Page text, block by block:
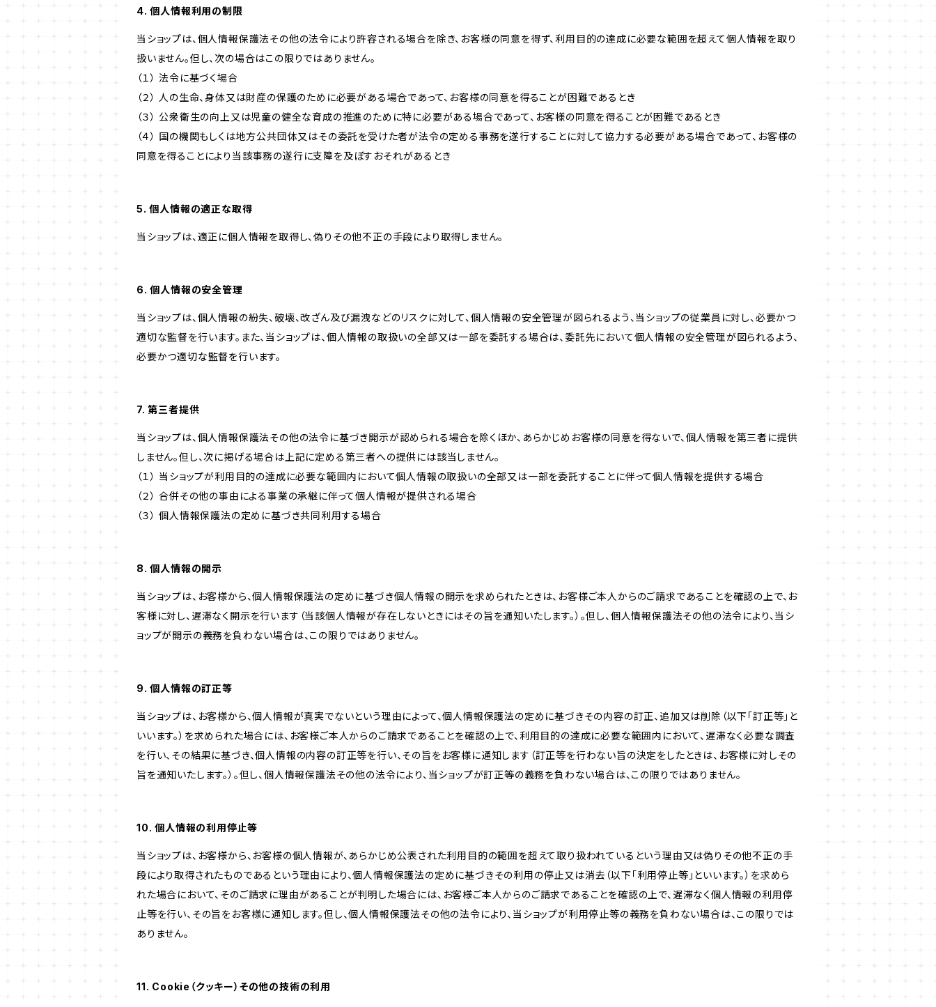
4. 個人情報利用の制限
当ショップは、個人情報保護法その他の法令により許容される場合を除き、お客様の同意を得ず、利用目的の達成に必要な範囲を超えて個人情報を取り
扱いません。但し、次の場合はこの限りではありません。
（１） 法令に基づく場合
（２） 人の生命、身体又は財産の保護のために必要がある場合であって、お客様の同意を得ることが困難であるとき
（３） 公衆衛生の向上又は児童の健全な育成の推進のために特に必要がある場合であって、お客様の同意を得ることが困難であるとき
（４） 国の機関もしくは地方公共団体又はその委託を受けた者が法令の定める事務を遂行することに対して協力する必要がある場合であって、お客様の
同意を得ることにより当該事務の遂行に支障を及ぼすおそれがあるとき
5. 個人情報の適正な取得
当ショップは、適正に個人情報を取得し、偽りその他不正の手段により取得しません。
6. 個人情報の安全管理
当ショップは、個人情報の紛失、破壊、改ざん及び漏洩などのリスクに対して、個人情報の安全管理が図られるよう、当ショップの従業員に対し、必要かつ
適切な監督を行います。また、当ショップは、個人情報の取扱いの全部又は一部を委託する場合は、委託先において個人情報の安全管理が図られるよう、
必要かつ適切な監督を行います。
7. 第三者提供
当ショップは、個人情報保護法その他の法令に基づき開示が認められる場合を除くほか、あらかじめお客様の同意を得ないで、個人情報を第三者に提供
しません。但し、次に掲げる場合は上記に定める第三者への提供には該当しません。
（１） 当ショップが利用目的の達成に必要な範囲内において個人情報の取扱いの全部又は一部を委託することに伴って個人情報を提供する場合
（２） 合併その他の事由による事業の承継に伴って個人情報が提供される場合
（３） 個人情報保護法の定めに基づき共同利用する場合
8. 個人情報の開示
当ショップは、お客様から、個人情報保護法の定めに基づき個人情報の開示を求められたときは、お客様ご本人からのご請求であることを確認の上で、お
客様に対し、遅滞なく開示を行います（当該個人情報が存在しないときにはその旨を通知いたします。）。但し、個人情報保護法その他の法令により、当シ
ョップが開示の義務を負わない場合は、この限りではありません。
9. 個人情報の訂正等
当ショップは、お客様から、個人情報が真実でないという理由によって、個人情報保護法の定めに基づきその内容の訂正、追加又は削除（以下「訂正等」と
いいます。）を求められた場合には、お客様ご本人からのご請求であることを確認の上で、利用目的の達成に必要な範囲内において、遅滞なく必要な調査
を行い、その結果に基づき、個人情報の内容の訂正等を行い、その旨をお客様に通知します（訂正等を行わない旨の決定をしたときは、お客様に対しその
旨を通知いたします。）。但し、個人情報保護法その他の法令により、当ショップが訂正等の義務を負わない場合は、この限りではありません。
10. 個人情報の利用停止等
当ショップは、お客様から、お客様の個人情報が、あらかじめ公表された利用目的の範囲を超えて取り扱われているという理由又は偽りその他不正の手
段により取得されたものであるという理由により、個人情報保護法の定めに基づきその利用の停止又は消去（以下「利用停止等」といいます。）を求めら
れた場合において、そのご請求に理由があることが判明した場合には、お客様ご本人からのご請求であることを確認の上で、遅滞なく個人情報の利用停
止等を行い、その旨をお客様に通知します。但し、個人情報保護法その他の法令により、当ショップが利用停止等の義務を負わない場合は、この限りでは
ありません。
11. Cookie（クッキー）その他の技術の利用